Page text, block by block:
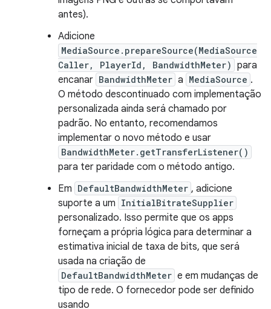
antes).
Adicione
MediaSource.prepareSource(MediaSource
Caller, PlayerId, BandwidthMeter) para
encanar BandwidthMeter a MediaSource .
O método descontinuado com implementação
personalizada ainda será chamado por
padrão. No entanto, recomendamos
implementar o novo método e usar
BandwidthMeter.getTransferListener()
para ter paridade com o método antigo.
Em DefaultBandwidthMeter , adicione
suporte a um InitialBitrateSupplier
personalizado. Isso permite que os apps
forneçam a própria lógica para determinar a
estimativa inicial de taxa de bits, que será
usada na criação de
DefaultBandwidthMeter e em mudanças de
tipo de rede. O fornecedor pode ser definido
usando